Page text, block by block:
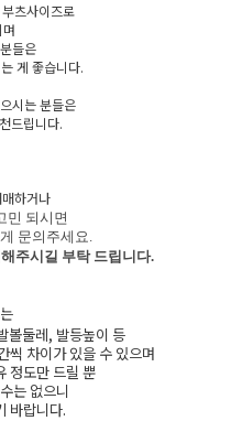
츠사이즈로
들은
게 좋습니다.
시는 분들은
드립니다.
하거나
민 되시면
문의주세요.
주시길 부탁 드립니다.
볼둘레, 발등높이 등
씩 차이가 있을 수 있으며
정도만 드릴 뿐
는 없으니
바랍니다.